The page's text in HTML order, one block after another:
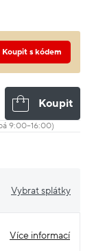
Koupit s kódem
Koupit
9:00–16:00)
Vybrat splátky
Více informací